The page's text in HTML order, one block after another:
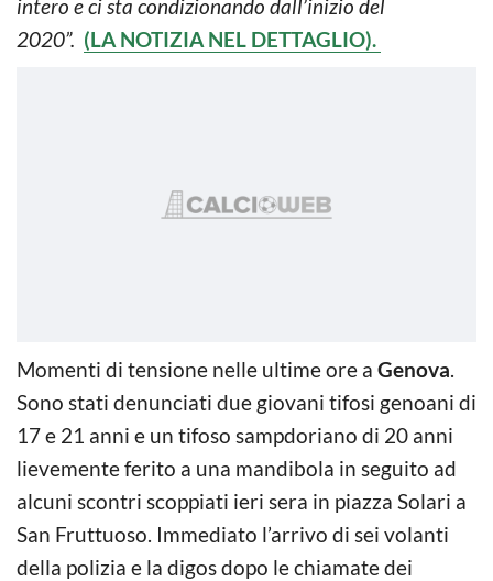
intero e ci sta condizionando dall’inizio del
2020”. (LA NOTIZIA NEL DETTAGLIO).
Momenti di tensione nelle ultime ore a Genova.
Sono stati denunciati due giovani tifosi genoani di
17 e 21 anni e un tifoso sampdoriano di 20 anni
lievemente ferito a una mandibola in seguito ad
alcuni scontri scoppiati ieri sera in piazza Solari a
San Fruttuoso. Immediato l’arrivo di sei volanti
della polizia e la digos dopo le chiamate dei